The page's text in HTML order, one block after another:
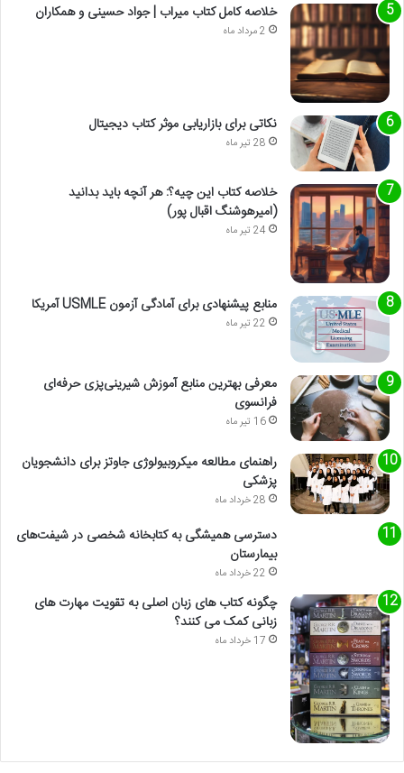
خلاصه کامل کتاب میراب | جواد حسینی و همکاران
2 مرداد ماه
نکاتی برای بازاریابی موثر کتاب دیجیتال
28 تیر ماه
خلاصه کتاب این چیه؟: هر آنچه باید بدانید
(امیرهوشنگ اقبال پور)
24 تیر ماه
منابع پیشنهادی برای آمادگی آزمون USMLE آمریکا
22 تیر ماه
معرفی بهترین منابع آموزش شیرینی‌پزی حرفه‌ای
فرانسوی
16 تیر ماه
راهنمای مطالعه میکروبیولوژی جاوتز برای دانشجویان
پزشکی
28 خرداد ماه
دسترسی همیشگی به کتابخانه شخصی در شیفت‌های
بیمارستان
22 خرداد ماه
چگونه کتاب های زبان اصلی به تقویت مهارت های
زبانی کمک می کنند؟
17 خرداد ماه